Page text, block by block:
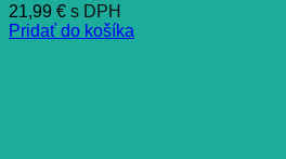
21,99 € s DPH
Pridať do košíka